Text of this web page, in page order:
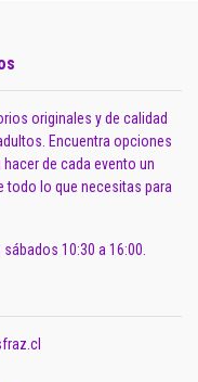
originales y de calidad
Encuentra opciones
de cada evento un
todo lo que necesitas para
10:30 a 16:00.